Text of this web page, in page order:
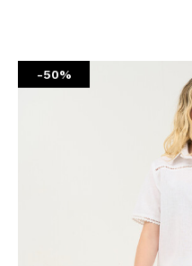
Maglie
Jeans
Gonne
Top
T-Shirt
-50%